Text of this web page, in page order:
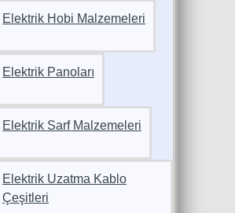
Elektrik Hobi Malzemeleri
Elektrik Panoları
Elektrik Sarf Malzemeleri
Elektrik Uzatma Kablo
Çeşitleri